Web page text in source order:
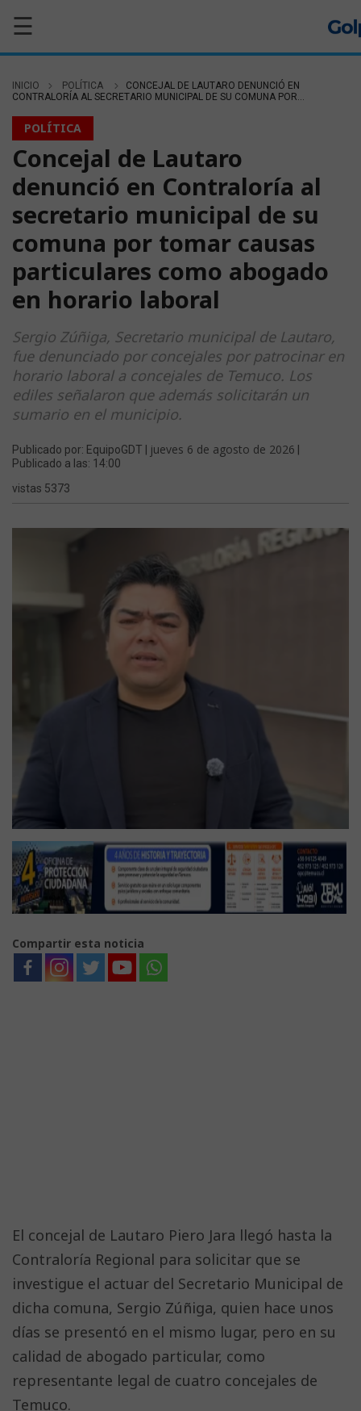
☰
INICIO POLÍTICA
CONCEJAL DE LAUTARO DENUNCIÓ EN
CONTRALORÍA AL SECRETARIO MUNICIPAL DE SU COMUNA POR...
POLÍTICA
Concejal de Lautaro
denunció en Contraloría al
secretario municipal de su
comuna por tomar causas
particulares como abogado
en horario laboral
Sergio Zúñiga, Secretario municipal de Lautaro,
fue denunciado por concejales por patrocinar en
horario laboral a concejales de Temuco. Los
ediles señalaron que además solicitarán un
sumario en el municipio.
Publicado por: EquipoGDT | jueves 6 de agosto de 2026
Publicado a las: 14:00
vistas 5373
Compartir esta noticia
El concejal de Lautaro Piero Jara llegó hasta la
Contraloría Regional para solicitar que se
investigue el actuar del Secretario Municipal de
dicha comuna, Sergio Zúñiga, quien hace unos
días se presentó en el mismo lugar, pero en su
calidad de abogado particular, como
representante legal de cuatro concejales de
Temuco.